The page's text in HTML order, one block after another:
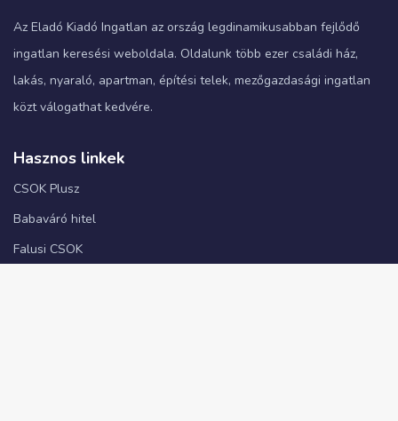
Az Eladó Kiadó Ingatlan az ország legdinamikusabban fejlődő
ingatlan keresési weboldala. Oldalunk több ezer családi ház,
lakás, nyaraló, apartman, építési telek, mezőgazdasági ingatlan
közt válogathat kedvére.
Hasznos linkek
CSOK Plusz
Babaváró hitel
Falusi CSOK